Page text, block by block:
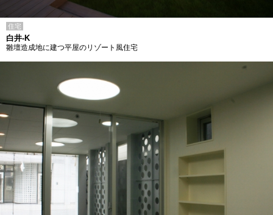
住宅
白井-K
雛壇造成地に建つ平屋のリゾート風住宅